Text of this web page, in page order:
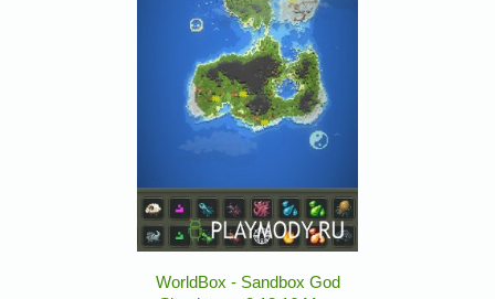
WorldBox - Sandbox God